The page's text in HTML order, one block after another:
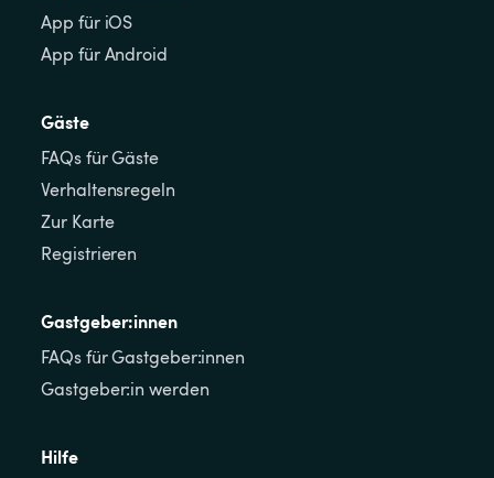
App für iOS
App für Android
Gäste
FAQs für Gäste
Verhaltensregeln
Zur Karte
Registrieren
Gastgeber:innen
FAQs für Gastgeber:innen
Gastgeber:in werden
Hilfe